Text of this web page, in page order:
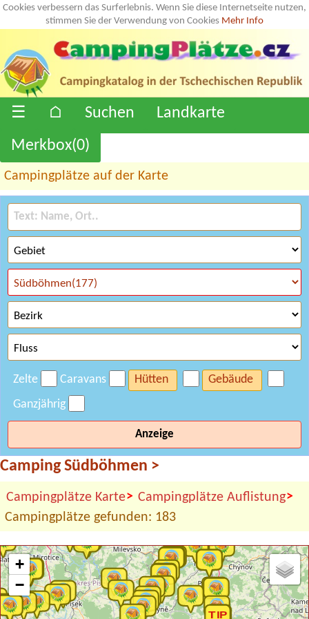
Cookies verbessern das Surferlebnis. Wenn Sie diese Internetseite nutzen,
stimmen Sie der Verwendung von Cookies Mehr Info
☰ ⌂ Suchen
Landkarte
Merkbox(0)
Campingplätze auf der Karte
Zelte Caravans Hütten
Gebäude
Ganzjährig
Anzeige
Camping Südböhmen >
Campingplätze Karte> Campingplätze Auflistung>
Campingplätze gefunden: 183
+
−